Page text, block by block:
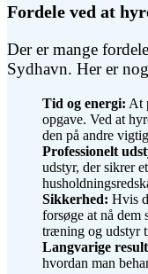
Fordele ved at
Der er mange
Sydhavn. Her er
Tid og energi: At
opgave. Ved at
den på andre
Professionelt
udstyr, der sikrer
Sikkerhed: Hvis
forsøge at nå dem
træning og udstyr
Langvarige
hvordan man